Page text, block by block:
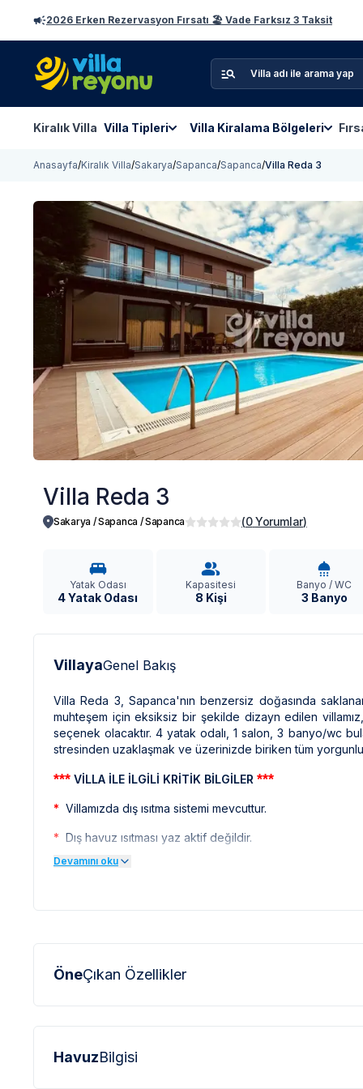
2026 Erken Rezervasyon Fırsatı 🏖️ Vade Farksız 3 Taksit
Kiralık Villa Villa Tipleri Villa Kiralama Bölgeleri
Anasayfa/Kiralık Villa/Sakarya/Sapanca/Sapanca/Villa Reda 3
Villa Reda 3
Sakarya / Sapanca /Sapanca (0 Yorumlar)
Yatak Odası
4 Yatak Odası
Kapasitesi
8 Kişi
Banyo / WC
3 Banyo
VillayaGenel Bakış
Villa Reda 3, Sapanca'nın benzersiz doğasında
muhteşem için eksiksiz bir şekilde dizayn edilen
seçenek olacaktır. 4 yatak odalı, 1 salon, 3 banyo/wc
stresinden uzaklaşmak ve üzerinizde biriken tüm
*** VİLLA İLE İLGİLİ KRİTİK BİLGİLER ***
* Villamızda dış ısıtma sistemi mevcuttur.
* Dış havuz ısıtması yaz aktif değildir.
*Çıkış işlemlerinde herhangi bir hastalık durumu
kapsamlı fiyat belirtilmemektedir. Rezervasyon için
*Doğa içerisinde bulunan tüm villalarımızda
Bu evin resimlerinin bulunduğu yerdeki diğer evlerin
profesyonel fotoğraf makineleri ile çekilmektedir. Bu
*** BÖLGE İLE İLGİLİ KRİTİK BİLGİLER
Devamını oku
ÖneÇıkan Özellikler
HavuzBilgisi